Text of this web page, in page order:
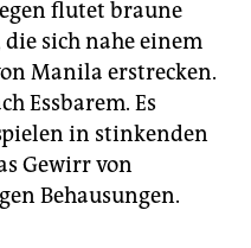
flutet braune
sich nahe einem
Manila erstrecken.
Essbarem. Es
in stinkenden
Gewirr von
Behausungen.